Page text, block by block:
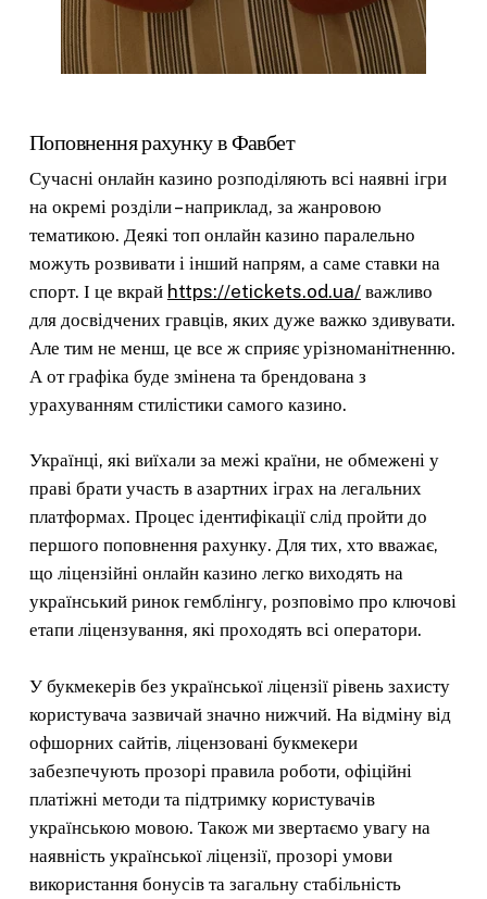
Поповнення рахунку в Фавбет
Сучасні онлайн казино розподіляють всі наявні ігри
на окремі розділи – наприклад, за жанровою
тематикою. Деякі топ онлайн казино паралельно
можуть розвивати і інший напрям, а саме ставки на
спорт. І це вкрай https://etickets.od.ua/важливо
для досвідчених гравців, яких дуже важко здивувати.
Але тим не менш, це все ж сприяє урізноманітненню.
А от графіка буде змінена та брендована з
урахуванням стилістики самого казино.
Українці, які виїхали за межі країни, не обмежені у
праві брати участь в азартних іграх на легальних
платформах. Процес ідентифікації слід пройти до
першого поповнення рахунку. Для тих, хто вважає,
що ліцензійні онлайн казино легко виходять на
український ринок гемблінгу, розповімо про ключові
етапи ліцензування, які проходять всі оператори.
У букмекерів без української ліцензії рівень захисту
користувача зазвичай значно нижчий. На відміну від
офшорних сайтів, ліцензовані букмекери
забезпечують прозорі правила роботи, офіційні
платіжні методи та підтримку користувачів
українською мовою. Також ми звертаємо увагу на
наявність української ліцензії, прозорі умови
використання бонусів та загальну стабільність